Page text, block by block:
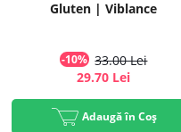
Gluten | Viblance
-10% 33.00 Lei
29.70 Lei
Adaugă în Coș